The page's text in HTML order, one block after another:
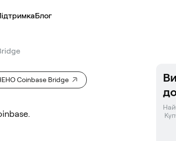
Блог
Coinbase Bridge